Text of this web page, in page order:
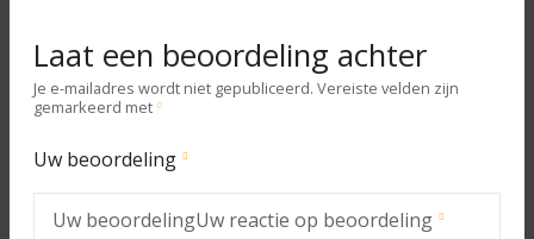
Laat een beoordeling achter
Je e-mailadres wordt niet gepubliceerd. Vereiste velden zijn
gemarkeerd met
Uw beoordeling
Uw beoordelingUw reactie op beoordeling